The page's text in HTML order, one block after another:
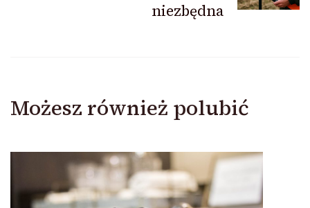
niezbędna
Możesz również polubić